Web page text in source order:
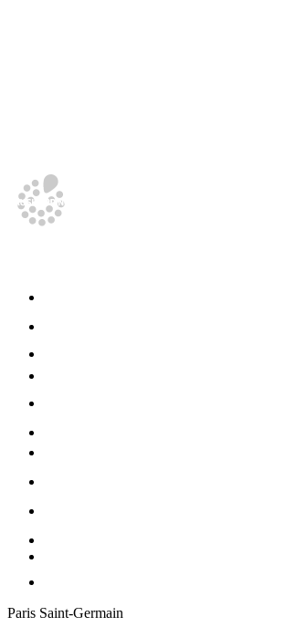
Paris Saint-Germain